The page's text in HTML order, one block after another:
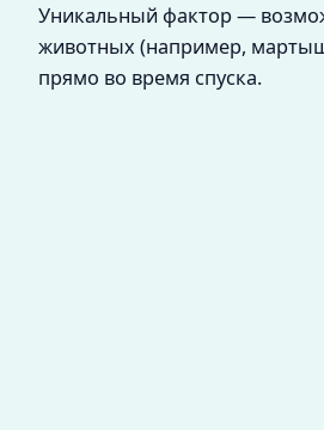
Уникальный фактор —
животных (например,
прямо во время спуска.